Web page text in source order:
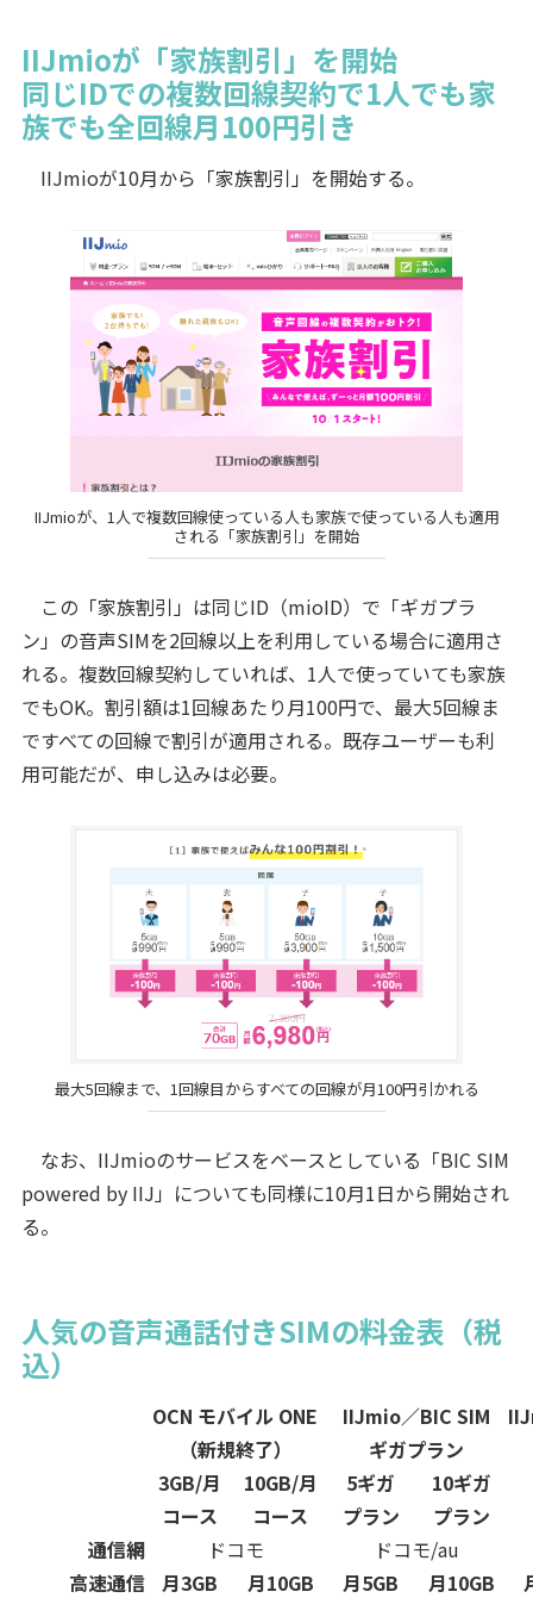
IIJmioが「家族割引」を開始
同じIDでの複数回線契約で1人でも家
族でも全回線月100円引き
IIJmioが10月から「家族割引」を開始する。
IIJmioが、1人で複数回線使っている人も家族で使っている人も適用
される「家族割引」を開始
この「家族割引」は同じID（mioID）で「ギガプラ
ン」の音声SIMを2回線以上を利用している場合に適用さ
れる。複数回線契約していれば、1人で使っていても家族
でもOK。割引額は1回線あたり月100円で、最大5回線ま
ですべての回線で割引が適用される。既存ユーザーも利
用可能だが、申し込みは必要。
最大5回線まで、1回線目からすべての回線が月100円引かれる
なお、IIJmioのサービスをベースとしている「BIC SIM
powered by IIJ」についても同様に10月1日から開始され
る。
人気の音声通話付きSIMの料金表（税
込）
OCN モバイル ONE
（新規終了）
IIJmio／BIC SIM
ギガプラン
3GB/月
コース
10GB/月
コース
5ギガ
プラン
10ギガ
プラン
通信網
ドコモ
ドコモ/au
高速通信
月3GB 月10GB 月5GB 月10GB